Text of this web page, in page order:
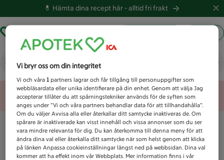
💊 Hämta dina recept här -alltid fri frakt
Vad letar du efter idag?
Unknown error
Vi bryr oss om din integritet
Vi och våra1 partners lagrar och får tillgång till personuppgifter som
webbläsardata eller unika identifierare på din enhet. Genom att välja Jag
accepterar tillåter du att spårningstekniker används för de syften som
anges under ”Vi och våra partners behandlar data för att tillhandahålla”.
Om du väljer Avvisa alla eller återkallar ditt samtycke inaktiveras de. Om
spårare är inaktiverade kan visst innehåll och vissa annonser som du ser
vara mindre relevanta för dig. Du kan återkomma till denna meny för att
ändra dina val eller återkalla ditt samtycke när som helst genom att klicka
på länken Anpassa cookieinställningar längst ned på webbsidan. Dina val
kommer att ha effekt inom vår Webbplats. Mer information finns i vår